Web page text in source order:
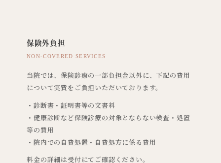
保険外負担
NON-COVERED SERVICES
当院では、保険診療の一部負担金以外に、下記の費用
について実費をご負担いただいております。
・診断書・証明書等の文書料
・健康診断など保険診療の対象とならない検査・処置
等の費用
・院内での自費処置・自費処方に係る費用
料金の詳細は受付にてご確認ください。